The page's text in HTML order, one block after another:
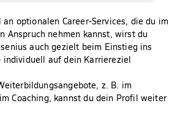
an optionalen Career-Services, die du im
Anspruch nehmen kannst, wirst du
auch gezielt beim Einstieg ins
auf dein Karriereziel
z. B. im
Coaching, kannst du dein Profil weiter